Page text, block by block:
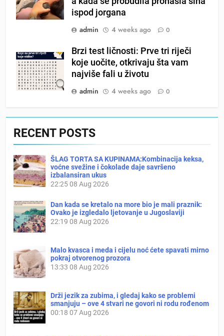
ispod jorgana
admin
4 weeks ago 0
Brzi test ličnosti: Prve tri riječi
koje uočite, otkrivaju šta vam
najviše fali u životu
admin
4 weeks ago 0
RECENT POSTS
ŠLAG TORTA SA KUPINAMA:Kombinacija keksa,
voćne svežine i čokolade daje savršeno
izbalansiran ukus
22:2508 Aug 2026
Dan kada se kretalo na more bio je mali praznik:
Ovako je izgledalo ljetovanje u Jugoslaviji
22:19 08 Aug 2026
Malo kvasca i meda i cijelu noć ćete spavati mirno
pokraj otvorenog prozora
13:33 08 Aug 2026
Drži jezik za zubima, i gledaj kako se problemi
smanjuju – ove 4 stvari ne govori ni rodu rođenom
00:18 07 Aug 2026